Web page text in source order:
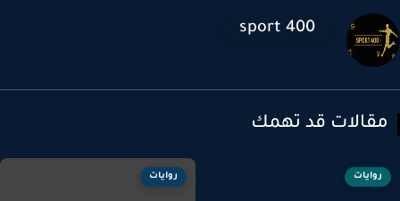
sport 400
قد تهمك
روايات روايات